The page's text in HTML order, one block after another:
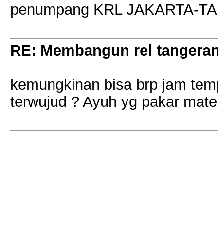
penumpang KRL JAKARTA-
RE: Membangun rel
kemungkinan bisa brp jam
terwujud ? Ayuh yg pakar